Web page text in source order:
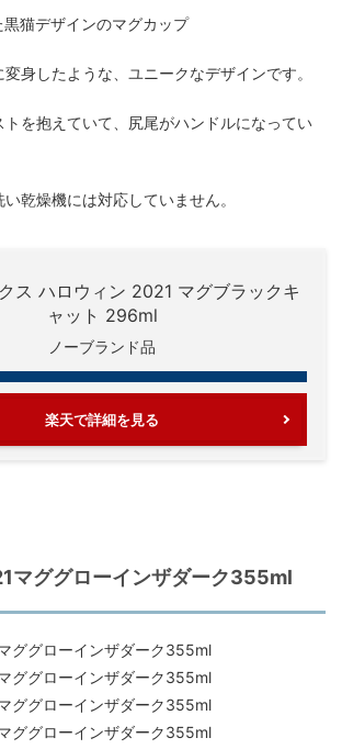
猫デザインのマグカップ
身したような、ユニークなデザインです。
を抱えていて、尻尾がハンドルになってい
乾燥機には対応していません。
ス ハロウィン 2021 マグブラックキ
ャット 296ml
ノーブランド品
楽天で詳細を見る
マググローインザダーク355ml